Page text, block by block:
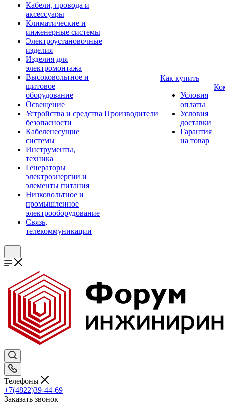
Кабели, провода и
аксессуары
Климатические и
инженерные системы
Электроустановочные
изделия
Изделия для
электромонтажа
Высоковольтное и
щитовое
оборудование
Освещение
Устройства и средства
безопасности
Кабеленесущие
системы
Инструменты,
техника
Генераторы
электроэнергии и
элементы питания
Низковольтное и
промышленное
электрооборудование
Связь,
телекоммуникации
Производители
Как купить
Условия
оплаты
Условия
доставки
Гарантия
на товар
Телефоны
+7(4822)39-44-69
Заказать звонок